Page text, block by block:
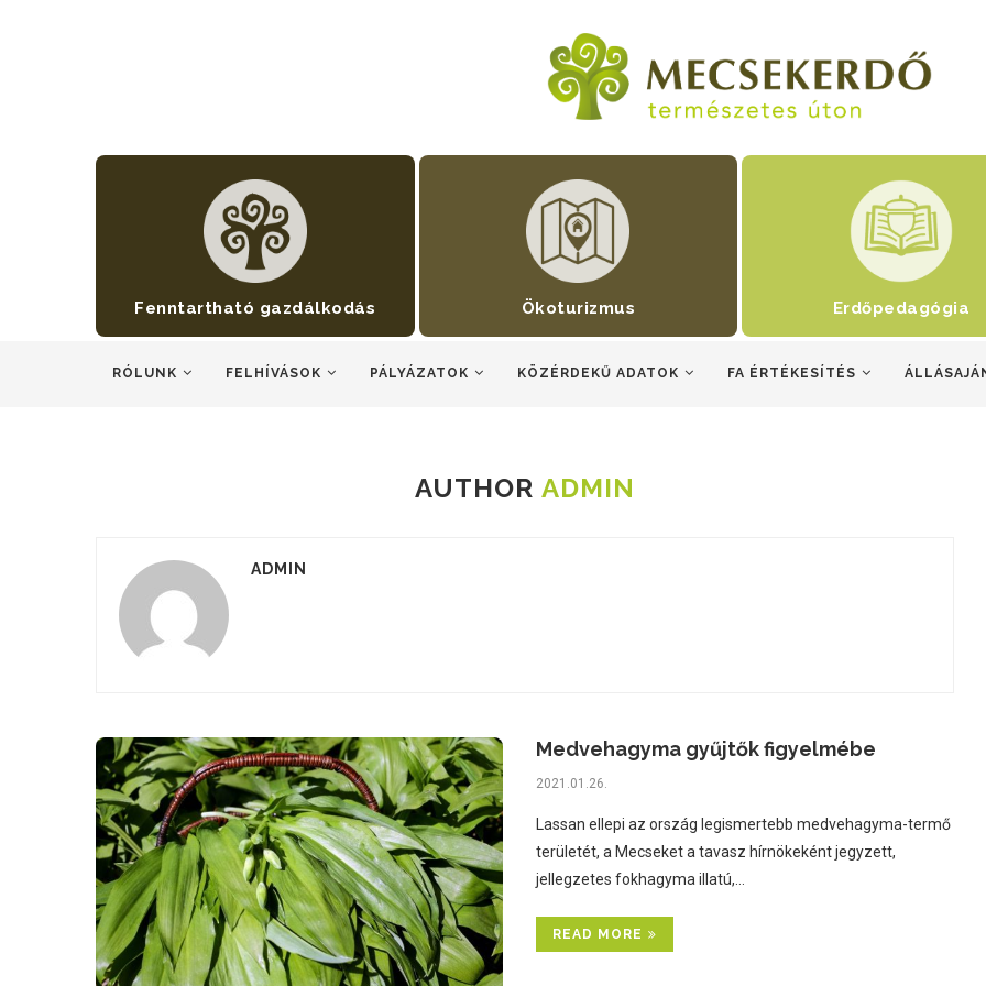
Fenntartható gazdálkodás Ökoturizmus Erdőpedagógia
RÓLUNK FELHÍVÁSOK PÁLYÁZATOK KÖZÉRDEKŰ ADATOK FA ÉRTÉKESÍTÉS
AUTHOR ADMIN
ADMIN
Medvehagyma gyűjtők figyelmébe
2021.01.26.
Lassan ellepi az ország legismertebb medvehagyma-termő
területét, a Mecseket a tavasz hírnökeként jegyzett,
jellegzetes fokhagyma illatú,…
READ MORE